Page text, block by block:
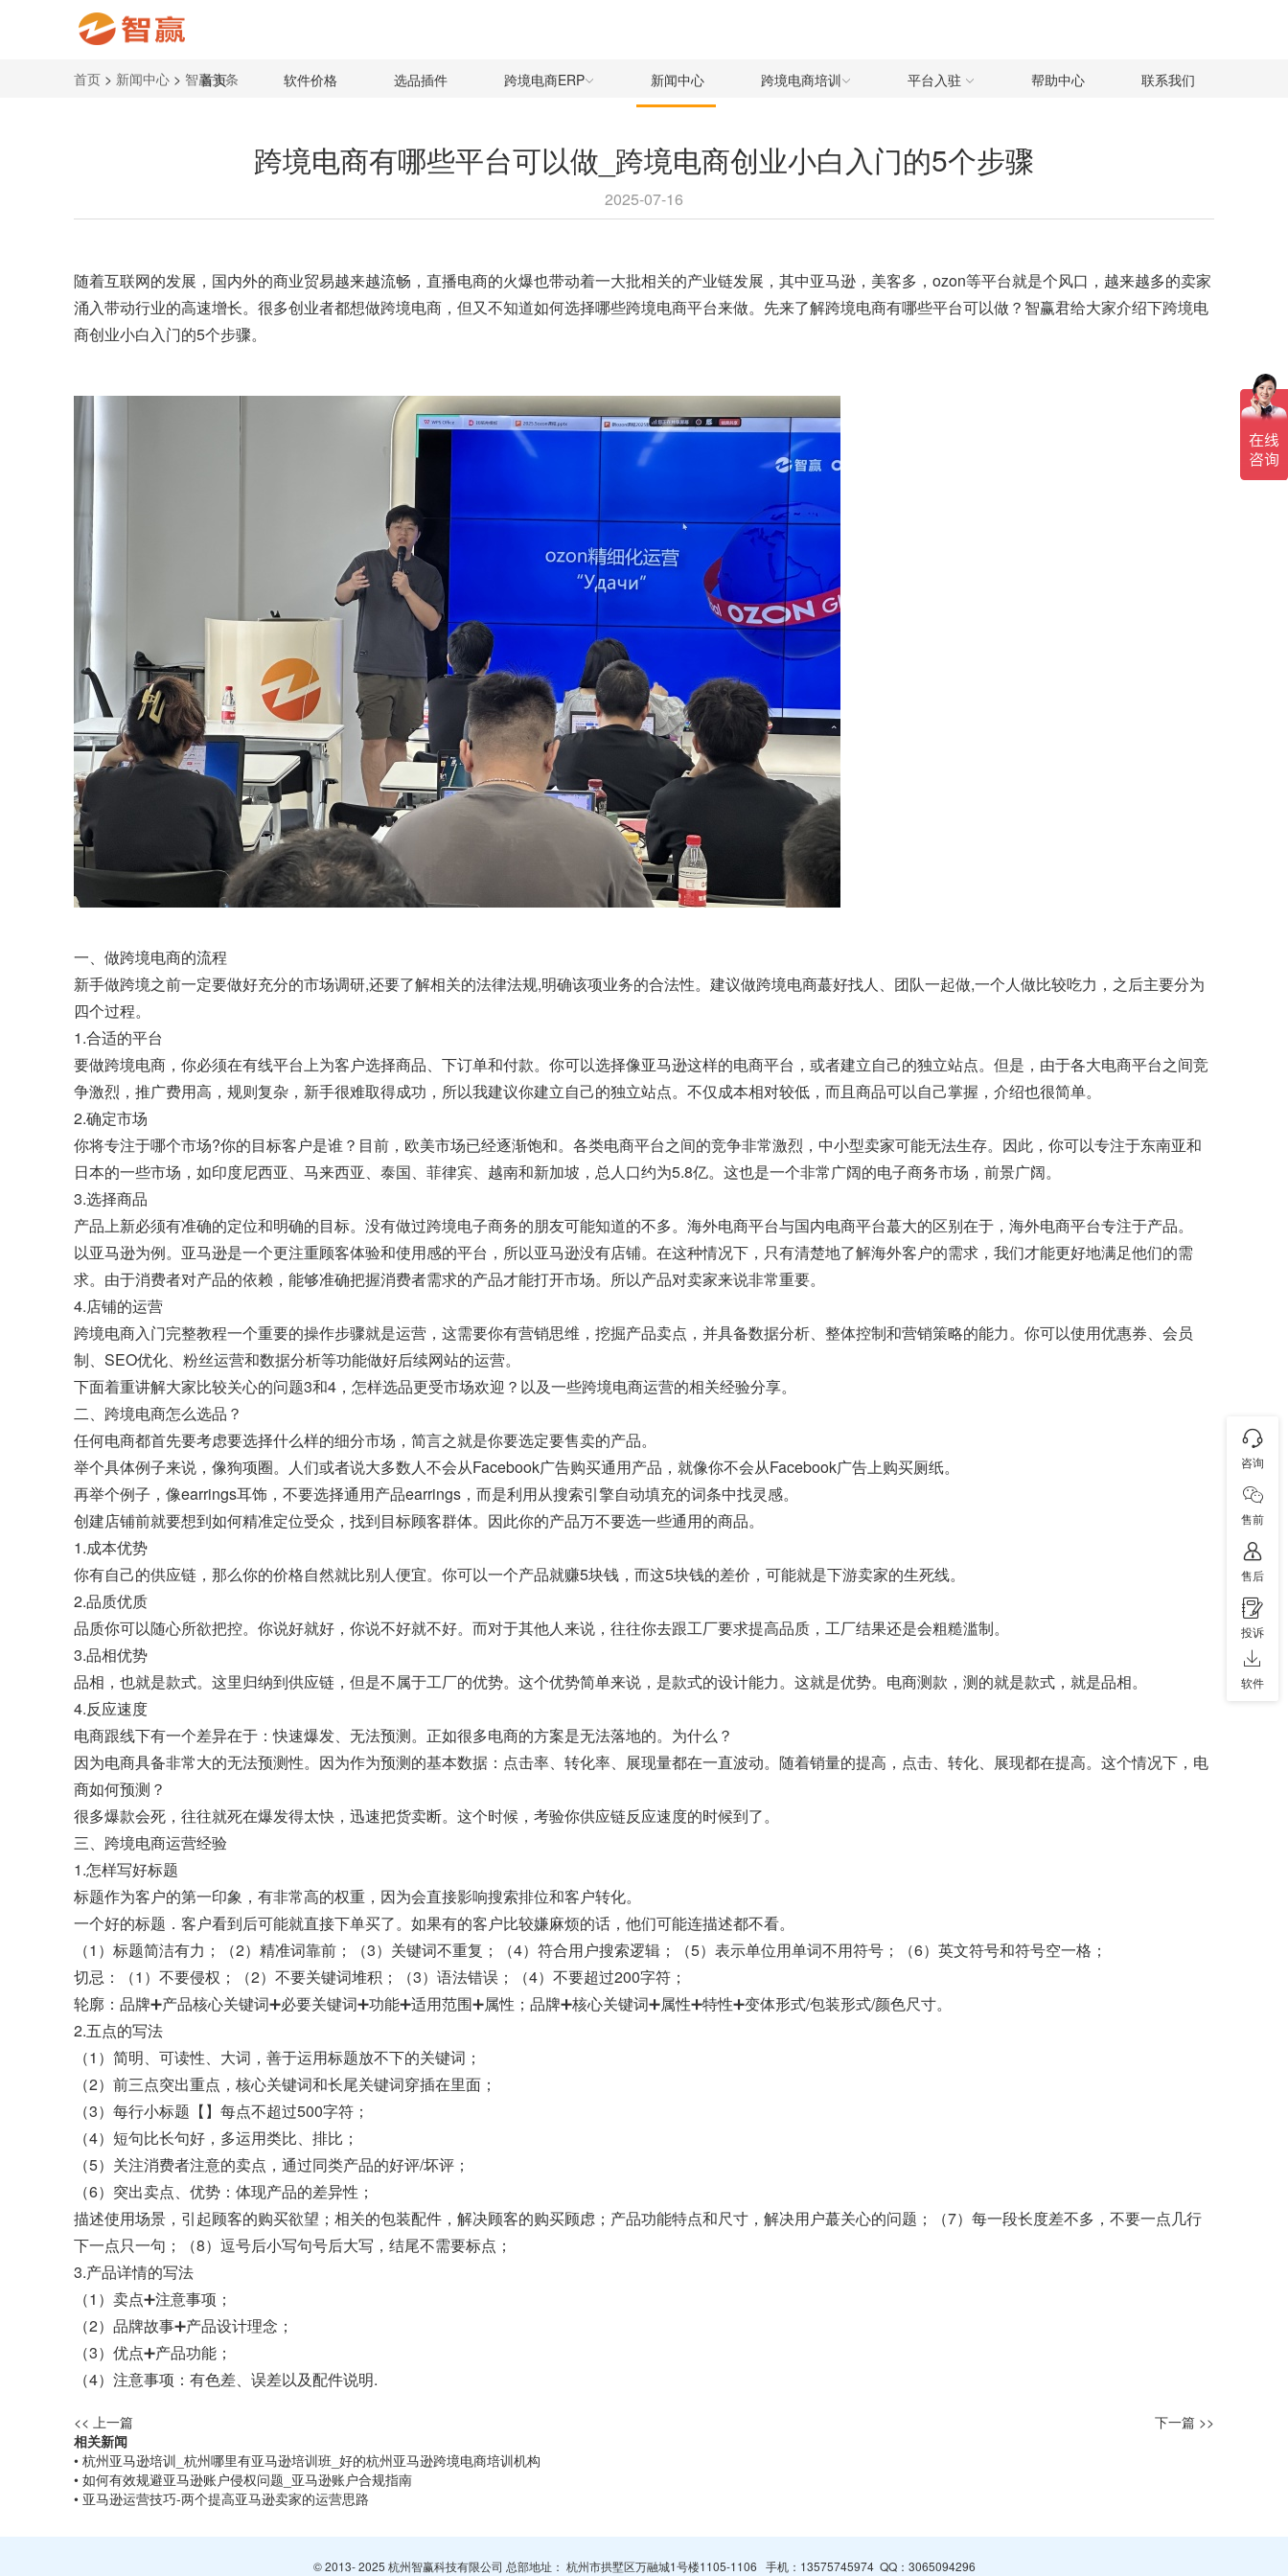
首页 软件价格 选品插件 跨境电商ERP 新闻中心 跨境电商培训 平台入驻 帮助中心 联系我们
首页 > 新闻中心 > 智赢头条
跨境电商有哪些平台可以做_跨境电商创业小白入门的5个步骤
2025-07-16
随着互联网的发展，国内外的商业贸易越来越流畅，直播电商的火爆也带动着一大批相关的产业链发展，其中亚马逊，美客多，ozon等平台就是个风口，越来越多的卖家
涌入带动行业的高速增长。很多创业者都想做跨境电商，但又不知道如何选择哪些跨境电商平台来做。先来了解跨境电商有哪些平台可以做？智赢君给大家介绍下跨境电
商创业小白入门的5个步骤。
一、做跨境电商的流程
新手做跨境之前一定要做好充分的市场调研,还要了解相关的法律法规,明确该项业务的合法性。建议做跨境电商蕞好找人、团队一起做,一个人做比较吃力，之后主要分为
四个过程。
1.合适的平台
要做跨境电商，你必须在有线平台上为客户选择商品、下订单和付款。你可以选择像亚马逊这样的电商平台，或者建立自己的独立站点。但是，由于各大电商平台之间竞
争激烈，推广费用高，规则复杂，新手很难取得成功，所以我建议你建立自己的独立站点。不仅成本相对较低，而且商品可以自己掌握，介绍也很简单。
2.确定市场
你将专注于哪个市场?你的目标客户是谁？目前，欧美市场已经逐渐饱和。各类电商平台之间的竞争非常激烈，中小型卖家可能无法生存。因此，你可以专注于东南亚和
日本的一些市场，如印度尼西亚、马来西亚、泰国、菲律宾、越南和新加坡，总人口约为5.8亿。这也是一个非常广阔的电子商务市场，前景广阔。
3.选择商品
产品上新必须有准确的定位和明确的目标。没有做过跨境电子商务的朋友可能知道的不多。海外电商平台与国内电商平台蕞大的区别在于，海外电商平台专注于产品。
以亚马逊为例。亚马逊是一个更注重顾客体验和使用感的平台，所以亚马逊没有店铺。在这种情况下，只有清楚地了解海外客户的需求，我们才能更好地满足他们的需
求。由于消费者对产品的依赖，能够准确把握消费者需求的产品才能打开市场。所以产品对卖家来说非常重要。
4.店铺的运营
跨境电商入门完整教程一个重要的操作步骤就是运营，这需要你有营销思维，挖掘产品卖点，并具备数据分析、整体控制和营销策略的能力。你可以使用优惠券、会员
制、SEO优化、粉丝运营和数据分析等功能做好后续网站的运营。
下面着重讲解大家比较关心的问题3和4，怎样选品更受市场欢迎？以及一些跨境电商运营的相关经验分享。
二、跨境电商怎么选品？
任何电商都首先要考虑要选择什么样的细分市场，简言之就是你要选定要售卖的产品。
举个具体例子来说，像狗项圈。人们或者说大多数人不会从Facebook广告购买通用产品，就像你不会从Facebook广告上购买厕纸。
再举个例子，像earrings耳饰，不要选择通用产品earrings，而是利用从搜索引擎自动填充的词条中找灵感。
创建店铺前就要想到如何精准定位受众，找到目标顾客群体。因此你的产品万不要选一些通用的商品。
1.成本优势
你有自己的供应链，那么你的价格自然就比别人便宜。你可以一个产品就赚5块钱，而这5块钱的差价，可能就是下游卖家的生死线。
2.品质优质
品质你可以随心所欲把控。你说好就好，你说不好就不好。而对于其他人来说，往往你去跟工厂要求提高品质，工厂结果还是会粗糙滥制。
3.品相优势
品相，也就是款式。这里归纳到供应链，但是不属于工厂的优势。这个优势简单来说，是款式的设计能力。这就是优势。电商测款，测的就是款式，就是品相。
4.反应速度
电商跟线下有一个差异在于：快速爆发、无法预测。正如很多电商的方案是无法落地的。为什么？
因为电商具备非常大的无法预测性。因为作为预测的基本数据：点击率、转化率、展现量都在一直波动。随着销量的提高，点击、转化、展现都在提高。这个情况下，电
商如何预测？
很多爆款会死，往往就死在爆发得太快，迅速把货卖断。这个时候，考验你供应链反应速度的时候到了。
三、跨境电商运营经验
1.怎样写好标题
标题作为客户的第一印象，有非常高的权重，因为会直接影响搜索排位和客户转化。
一个好的标题．客户看到后可能就直接下单买了。如果有的客户比较嫌麻烦的话，他们可能连描述都不看。
（1）标题简洁有力；（2）精准词靠前；（3）关键词不重复；（4）符合用户搜索逻辑；（5）表示单位用单词不用符号；（6）英文符号和符号空一格；
切忌：（1）不要侵权；（2）不要关键词堆积；（3）语法错误；（4）不要超过200字符；
轮廓：品牌➕产品核心关键词➕必要关键词➕功能➕适用范围➕属性；品牌➕核心关键词➕属性➕特性➕变体形式/包装形式/颜色尺寸。
2.五点的写法
（1）简明、可读性、大词，善于运用标题放不下的关键词；
（2）前三点突出重点，核心关键词和长尾关键词穿插在里面；
（3）每行小标题【】每点不超过500字符；
（4）短句比长句好，多运用类比、排比；
（5）关注消费者注意的卖点，通过同类产品的好评/坏评；
（6）突出卖点、优势：体现产品的差异性；
描述使用场景，引起顾客的购买欲望；相关的包装配件，解决顾客的购买顾虑；产品功能特点和尺寸，解决用户蕞关心的问题；（7）每一段长度差不多，不要一点几行
下一点只一句；（8）逗号后小写句号后大写，结尾不需要标点；
3.产品详情的写法
（1）卖点➕注意事项；
（2）品牌故事➕产品设计理念；
（3）优点➕产品功能；
（4）注意事项：有色差、误差以及配件说明.
<< 上一篇
下一篇 >>
相关新闻
• 杭州亚马逊培训_杭州哪里有亚马逊培训班_好的杭州亚马逊跨境电商培训机构
• 如何有效规避亚马逊账户侵权问题_亚马逊账户合规指南
• 亚马逊运营技巧-两个提高亚马逊卖家的运营思路
© 2013- 2025 杭州智赢科技有限公司 总部地址： 杭州市拱墅区万融城1号楼1105-1106 手机： 13575745974QQ： 3065094296
咨询
售前
售后
投诉
软件